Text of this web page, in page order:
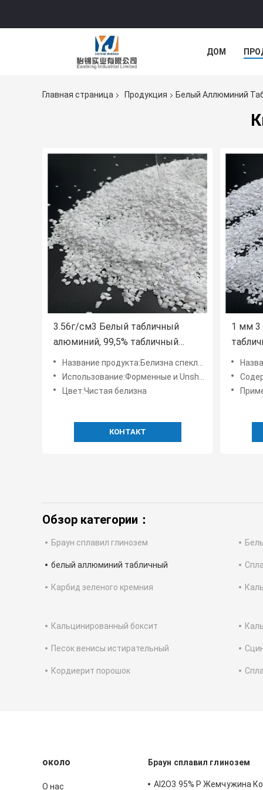
ДОМ
Главная страница Продукция Белый Аллюминий
3.56г/см3 Белый табличный
алюминий, 99,5% табличный
корунд
Название продукта:Белизна спекла корунд в виде таблиц 99%
Использование:Форменные и Unshaped продукты
Цвет:Чистая белизна
КОНТАКТ
1 мм 3
Обзор категории：
Браун сплавил глинозем
белый аллюминий табличный
Карбид зеленого кремния
Кальцинированный боксит
Песок венисы истирательный
Кордиерит порошок
около
О нас
Браун сплавил глинозем
Al2O3 95% P Жемчужина